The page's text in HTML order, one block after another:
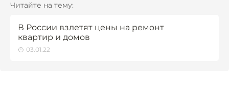
Читайте на тему:
В России взлетят цены на ремонт
квартир и домов
03.01.22